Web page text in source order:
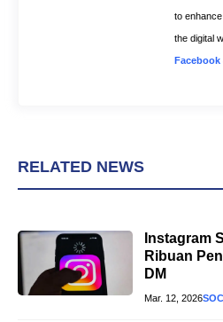
to
the digital
Facebook
RELATED NEWS
Instagram
Ribuan
DM
Mar. 12, 2026